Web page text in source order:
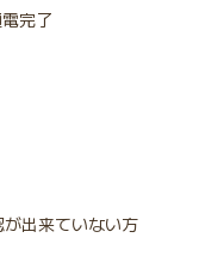
完了
出来ていない方